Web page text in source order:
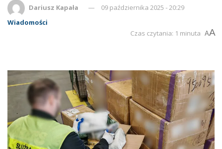
Dariusz Kapała
09 października 2025 - 20:29
Wiadomości
Czas czytania: 1 minuta AA